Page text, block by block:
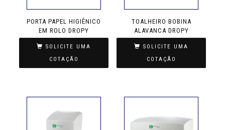
PORTA PAPEL HIGIÊNICO
EM ROLO DROPY
SOLICITE UMA
COTAÇÃO
TOALHEIRO BOBINA
ALAVANCA DROPY
SOLICITE UMA
COTAÇÃO